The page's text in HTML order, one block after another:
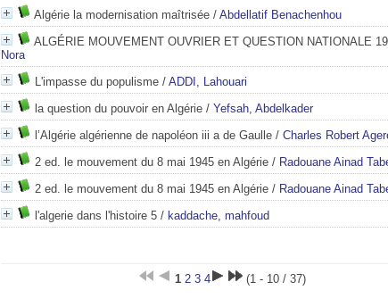
Algérie la modernisation maîtrisée / Abdellatif Benachenhou
ALGÉRIE MOUVEMENT OUVRIER ET QUESTION NATIONALE
Nora
L'impasse du populisme / ADDI, Lahouari
la question du pouvoir en Algérie / Yefsah, Abdelkader
l’Algérie algérienne de napoléon iii a de Gaulle / Charles Robert
2 ed. le mouvement du 8 mai 1945 en Algérie / Radouane Ainad
2 ed. le mouvement du 8 mai 1945 en Algérie / Radouane Ainad
l'algerie dans l'histoire 5 / kaddache, mahfoud
1 2 3 4 (1 - 10 / 37)